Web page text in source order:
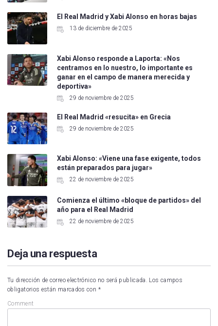
El Real Madrid y Xabi Alonso en horas bajas
13 de diciembre de 2025
Xabi Alonso responde a Laporta: «Nos
centramos en lo nuestro, lo importante es
ganar en el campo de manera merecida y
deportiva»
29 de noviembre de 2025
El Real Madrid «resucita» en Grecia
29 de noviembre de 2025
Xabi Alonso: «Viene una fase exigente, todos
están preparados para jugar»
22 de noviembre de 2025
Comienza el último «bloque de partidos» del
año para el Real Madrid
22 de noviembre de 2025
Deja una respuesta
Tu dirección de correo electrónico no será publicada. Los campos
obligatorios están marcados con *
Comment